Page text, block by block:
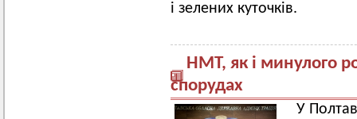
і зелених куточків.
НМТ, як і минулого
спорудах
У